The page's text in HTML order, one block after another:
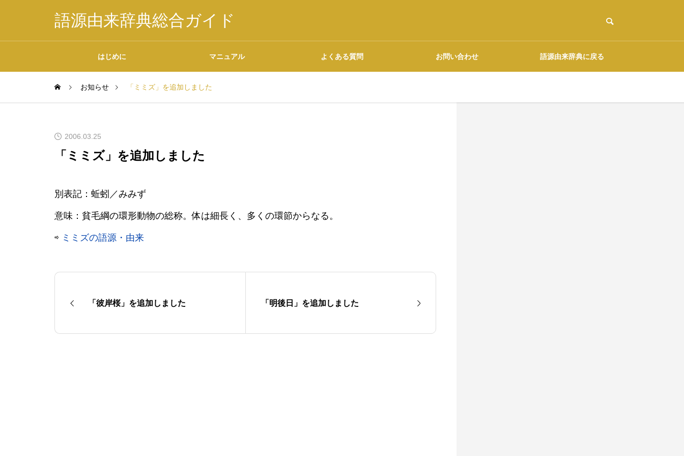
語源由来辞典総合ガイド
はじめに マニュアル よくある質問 お問い合わせ 語源由来辞典に戻る
いて
お知らせ 「ミミズ」を追加しました
2006.03.25
「ミミズ」を追加しました
別表記：蚯蚓／みみず
意味：貧毛綱の環形動物の総称。体は細長く、多くの環節からなる。
⇨ ミミズの語源・由来
「彼岸桜」を追加しました 「明後日」を追加しました